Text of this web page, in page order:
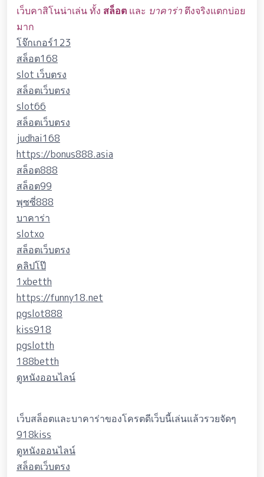
เว็บคาสิโนน่าเล่น ทั้ง สล็อต และ บาคาร่า ตึงจริงแตกบ่อย
มาก
โจ๊กเกอร์123
สล็อต168
slot เว็บตรง
สล็อตเว็บตรง
slot66
สล็อตเว็บตรง
judhai168
https://bonus888.asia
สล็อต888
สล็อต99
พุซซี่888
บาคาร่า
slotxo
สล็อตเว็บตรง
คลิปโป๊
1xbetth
https://funny18.net
pgslot888
kiss918
pgslotth
188betth
ดูหนังออนไลน์
เว็บสล็อตและบาคาร่าของโครตดีเว็บนี้เล่นแล้วรวยจัดๆ
918kiss
ดูหนังออนไลน์
สล็อตเว็บตรง